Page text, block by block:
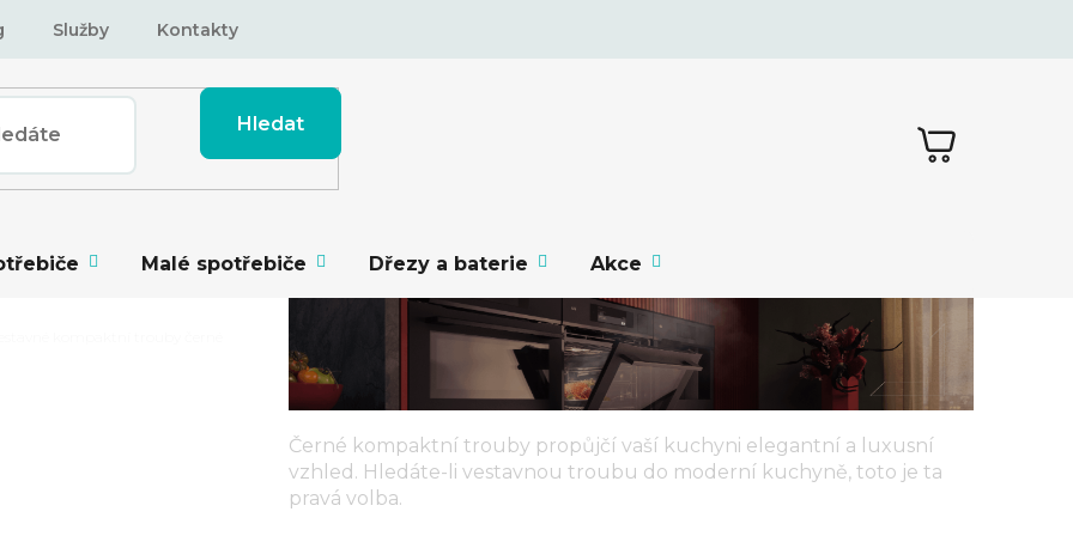
Služby Kontakty
Hledat
NÁKUPNÍ
KOŠÍK
Malé spotřebiče Dřezy a baterie Akce
Černé kompaktní trouby propůjčí vaší kuchyni elegantní a luxusní
vzhled. Hledáte-li vestavnou troubu do moderní kuchyně, toto je ta
pravá volba.